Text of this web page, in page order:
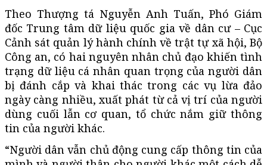
Theo Thượng tá Nguyễn Anh Tuấn, Phó Giám
đốc Trung tâm dữ liệu quốc gia về dân cư – Cục
Cảnh sát quản lý hành chính về trật tự xã hội, Bộ
Công an, có hai nguyên nhân chủ đạo khiến tình
trạng dữ liệu cá nhân quan trọng của người dân
bị đánh cắp và khai thác trong các vụ lừa đảo
ngày càng nhiều, xuất phát từ cả vị trí của người
dùng cuối lẫn cơ quan, tổ chức nắm giữ thông
tin của người khác.
“Người dân vẫn chủ động cung cấp thông tin của